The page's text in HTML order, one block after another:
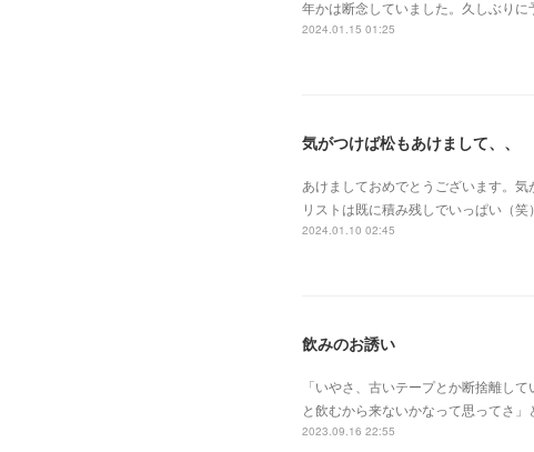
年かは断念していました。久しぶり
2024.01.15 01:25
気がつけば松もあけまして、、
あけましておめでとうございます。
リストは既に積み残しでいっぱい（
2024.01.10 02:45
飲みのお誘い
「いやさ、古いテープとか断捨離し
と飲むから来ないかなって思ってさ
2023.09.16 22:55